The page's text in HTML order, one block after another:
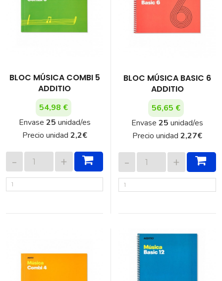
BLOC MÚSICA COMBI 5
ADDITIO
54,98 €
Envase 25 unidad/es
Precio unidad 2,2€
BLOC MÚSICA BASIC 6
ADDITIO
56,65 €
Envase 25 unidad/es
Precio unidad 2,27€